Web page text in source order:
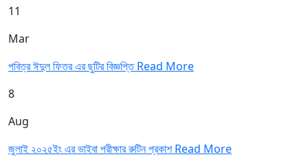
11
Mar
পবিত্র ঈদুল ফিতর এর ছুটির বিজ্ঞপ্তিRead More
8
Aug
জুলাই ২০২৫ইং এর ভাইবা পরীক্ষার রুটিন প্রকাশRead More